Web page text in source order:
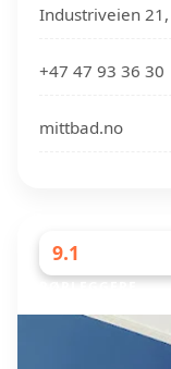
Industriveien
+47 47 93 36 30
mittbad.no
9.1